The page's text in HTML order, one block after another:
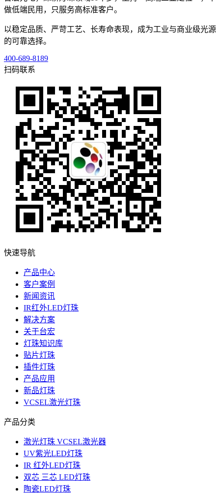
做低端民用，只服务高标准客户。
以稳定品质、严苛工艺、长寿命表现，成为工业与商业级光源
的可靠选择。
400-689-8189
扫码联系
快速导航
产品中心
客户案例
新闻资讯
IR红外LED灯珠
解决方案
关于台宏
灯珠知识库
贴片灯珠
插件灯珠
产品应用
新品灯珠
VCSEL激光灯珠
产品分类
激光灯珠 VCSEL激光器
UV紫光LED灯珠
IR 红外LED灯珠
双芯 三芯 LED灯珠
陶瓷LED灯珠